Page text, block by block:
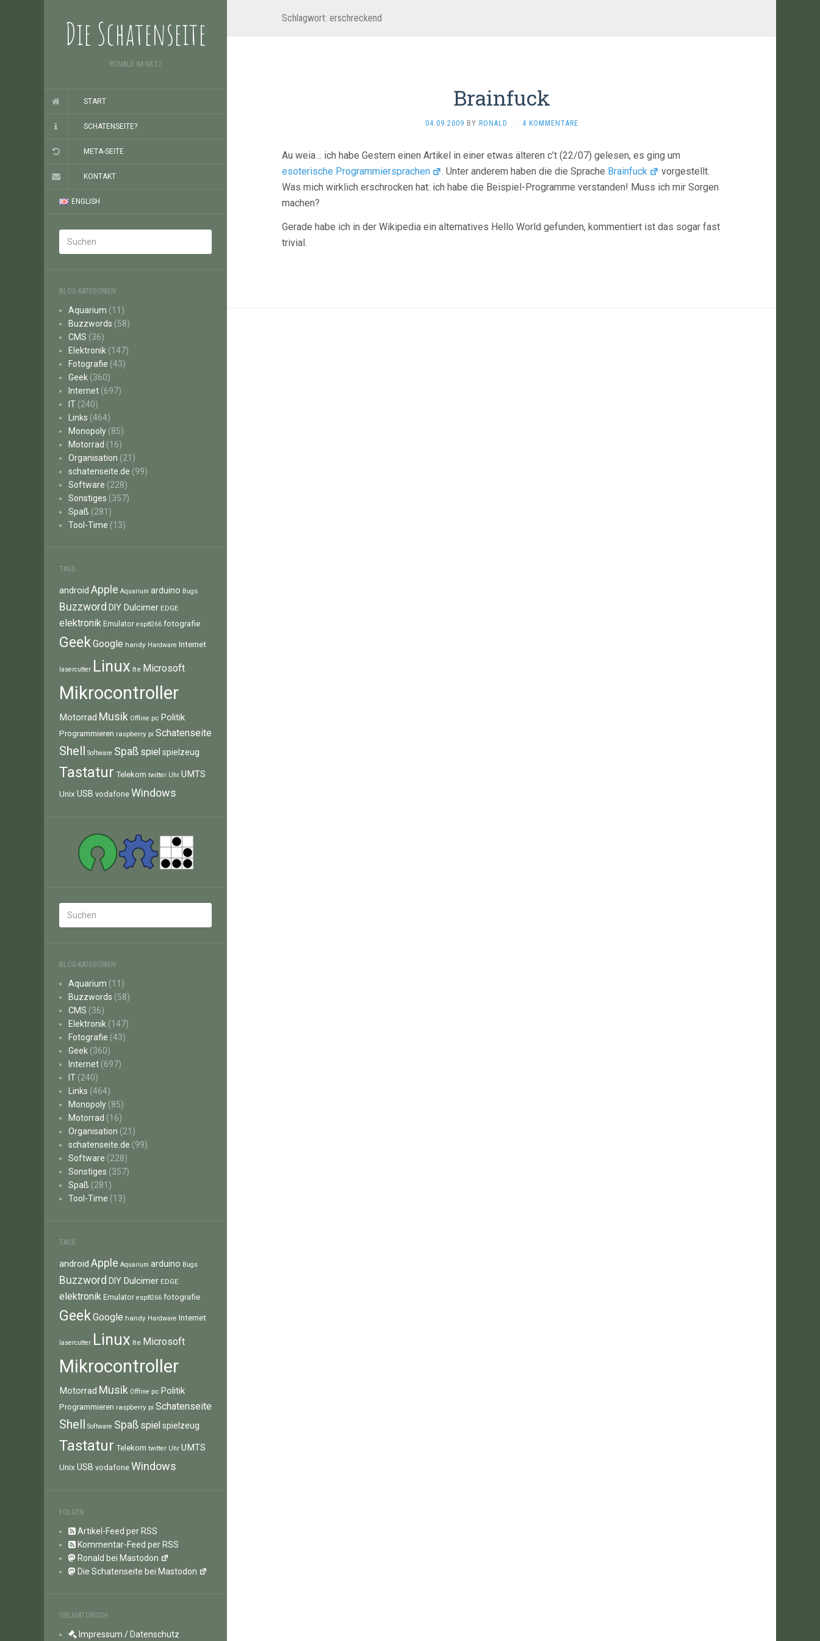
Die Schatenseite
RONALD IM NETZ
START
SCHATENSEITE?
META-SEITE
KONTAKT
ENGLISH
BLOG-KATEGORIEN
Aquarium (11)
Buzzwords (58)
CMS (36)
Elektronik (147)
Fotografie (43)
Geek (360)
Internet (697)
IT (240)
Links (464)
Monopoly (85)
Motorrad (16)
Organisation (21)
schatenseite.de (99)
Software (228)
Sonstiges (357)
Spaß (281)
Tool-Time (13)
TAGS
android Apple Aquarium arduino Bugs
Buzzword DIY Dulcimer EDGE
elektronik Emulator esp8266 fotografie
GeekGoogle handy Hardware Internet
lasercutter Linux lte Microsoft
Mikrocontroller
Motorrad Musik Offline pc Politik
Programmieren raspberry pi Schatenseite
Shell Software Spaß spiel spielzeug
Tastatur Telekom twitter Uhr UMTS
Unix USB vodafone Windows
BLOG-KATEGORIEN
Aquarium (11)
Buzzwords (58)
CMS (36)
Elektronik (147)
Fotografie (43)
Geek (360)
Internet (697)
IT (240)
Links (464)
Monopoly (85)
Motorrad (16)
Organisation (21)
schatenseite.de (99)
Software (228)
Sonstiges (357)
Spaß (281)
Tool-Time (13)
TAGS
android Apple Aquarium arduino Bugs
Buzzword DIY Dulcimer EDGE
elektronik Emulator esp8266 fotografie
GeekGoogle handy Hardware Internet
lasercutter Linux lte Microsoft
Mikrocontroller
Motorrad Musik Offline pc Politik
Programmieren raspberry pi Schatenseite
Shell Software Spaß spiel spielzeug
Tastatur Telekom twitter Uhr UMTS
Unix USB vodafone Windows
FOLGEN
Artikel-Feed per RSS
Kommentar-Feed per RSS
Ronald bei Mastodon
Die Schatenseite bei Mastodon
OBLIGATORISCH
Impressum / Datenschutz
Schlagwort: erschreckend
Brainfuck
04.09.2009 BY RONALD · 4 KOMMENTARE
Au weia… ich habe Gestern einen Artikel in einer etwas älteren c’t (22/07) gelesen, es ging um
esoterische Programmiersprachen
. Unter anderem haben die die Sprache Brainfuck
vorgestellt.
Was mich wirklich erschrocken hat: ich habe die Beispiel-Programme verstanden! Muss ich mir Sorgen
machen?
Gerade habe ich in der Wikipedia ein alternatives Hello World gefunden, kommentiert ist das sogar fast
trivial.